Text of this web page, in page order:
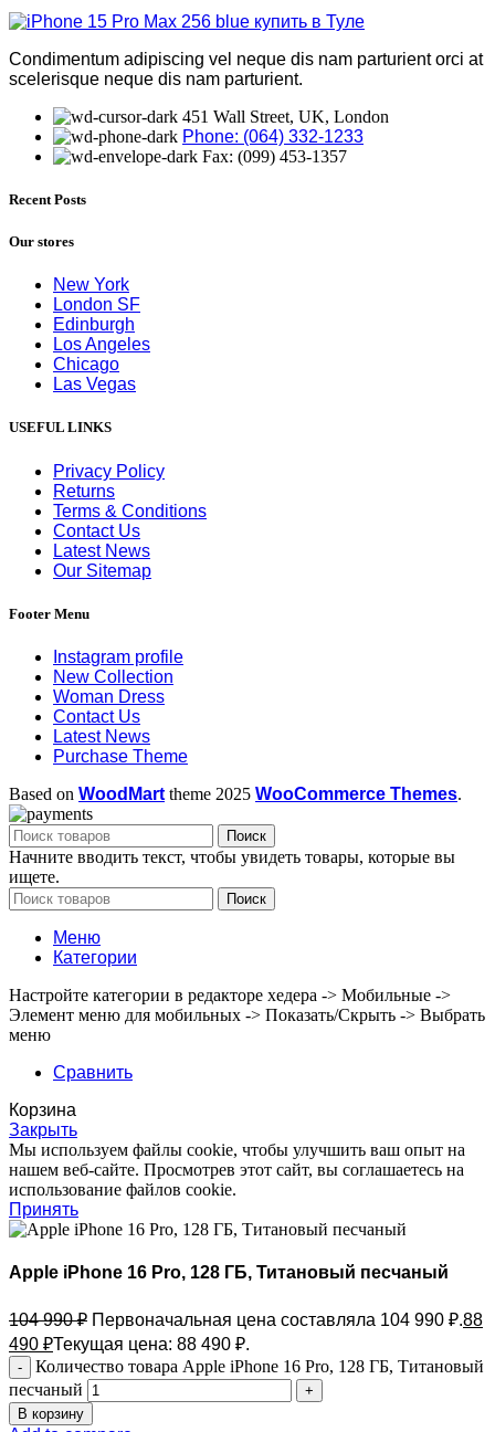
Condimentum adipiscing vel neque dis nam parturient orci at
scelerisque neque dis nam parturient.
451 Wall Street, UK, London
Phone: (064) 332-1233
Fax: (099) 453-1357
Recent Posts
Our stores
New York
London SF
Edinburgh
Los Angeles
Chicago
Las Vegas
USEFUL LINKS
Privacy Policy
Returns
Terms & Conditions
Contact Us
Latest News
Our Sitemap
Footer Menu
Instagram profile
New Collection
Woman Dress
Contact Us
Latest News
Purchase Theme
Based on WoodMart theme 2025 WooCommerce Themes.
Поиск
Начните вводить текст, чтобы увидеть товары, которые вы
ищете.
Поиск
Меню
Категории
Настройте категории в редакторе хедера -> Мобильные ->
Элемент меню для мобильных -> Показать/Скрыть -> Выбрать
меню
Сравнить
Корзина
Закрыть
Мы используем файлы cookie, чтобы улучшить ваш опыт на
нашем веб-сайте. Просмотрев этот сайт, вы соглашаетесь на
использование файлов cookie.
Принять
Apple iPhone 16 Pro, 128 ГБ, Титановый песчаный
104 990₽ Первоначальная цена составляла 104 990 ₽.88
490 ₽Текущая цена: 88 490 ₽.
Количество товара Apple iPhone 16 Pro, 128 ГБ, Титановый
песчаный
В корзину